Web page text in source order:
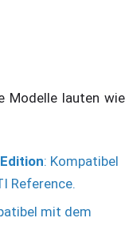
Modelle lauten wie
: Kompatibel
Reference.
mit dem